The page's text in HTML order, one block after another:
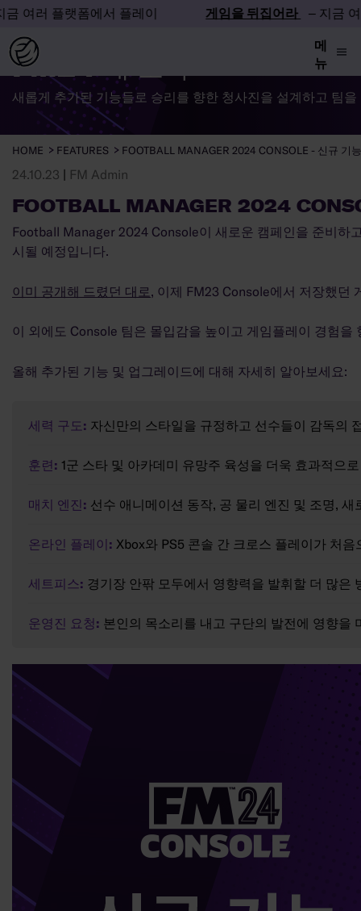
랫폼에서 플레이 게임을 뒤집어라 – 지금 여러 플랫
메
뉴
FM24 새 소식
새롭게 추가된 기능들로 승리를 향한 청사진을 설계하고 팀
HOME FEATURES FOOTBALL MANAGER 2024 CONSOLE - 신규 기
24.10.23 | FM Admin
FOOTBALL MANAGER 2024
Football Manager 2024 Console이 새로운 캠페인을 준비하
시될 예정입니다.
이미 공개해 드렸던 대로 , 이제 FM23 Console에서 저장했던
이 외에도 Console 팀은 몰입감을 높이고 게임플레이 경험
올해 추가된 기능 및 업그레이드에 대해 자세히 알아보세요:
세력 구도: 자신만의 스타일을 규정하고 선수들이 감독의
훈련: 1군 스타 및 아카데미 유망주 육성을 더욱 효과적으
매치 엔진: 선수 애니메이션 동작, 공 물리 엔진 및 조명,
온라인 플레이: Xbox와 PS5 콘솔 간 크로스 플레이가 처
세트피스: 경기장 안팎 모두에서 영향력을 발휘할 더 많은
운영진 요청: 본인의 목소리를 내고 구단의 발전에 영향을